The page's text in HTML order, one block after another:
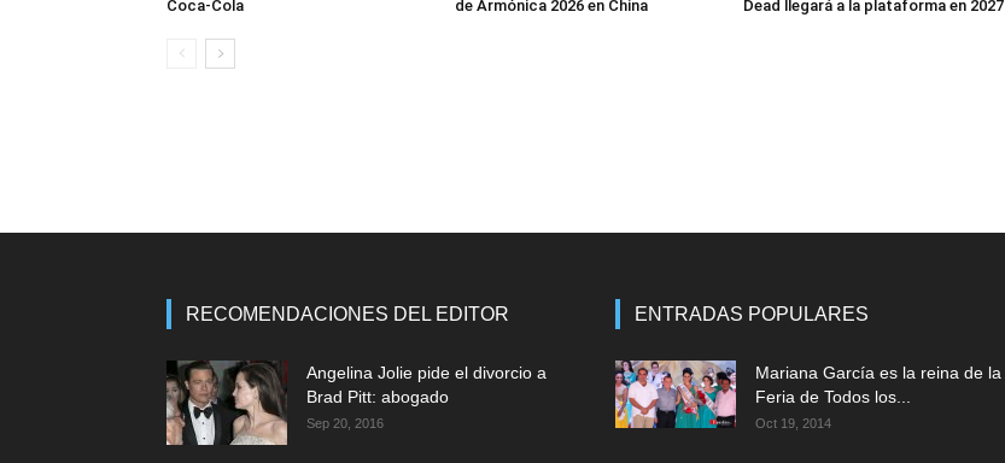
Coca-Cola
de Armónica 2026 en China
Dead llegará a la plataforma en 2027
RECOMENDACIONES DEL EDITOR
Angelina Jolie pide el divorcio a
Brad Pitt: abogado
Sep 20, 2016
ENTRADAS POPULARES
Mariana García es la reina de la
Feria de Todos los...
Oct 19, 2014